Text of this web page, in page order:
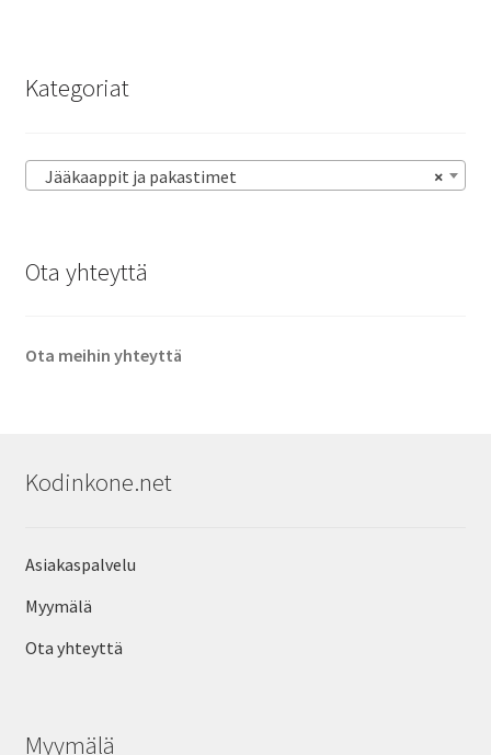
Kategoriat
×
Jääkaappit ja pakastimet
Ota yhteyttä
Ota meihin yhteyttä
Kodinkone.net
Asiakaspalvelu
Myymälä
Ota yhteyttä
Myymälä